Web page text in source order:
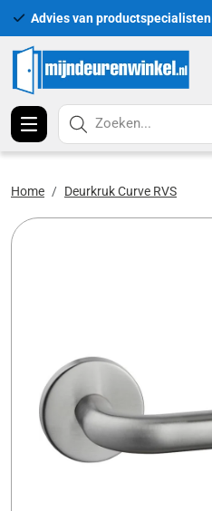
Advies van productspecialisten
Zoeken...
Home Deurkruk Curve RVS